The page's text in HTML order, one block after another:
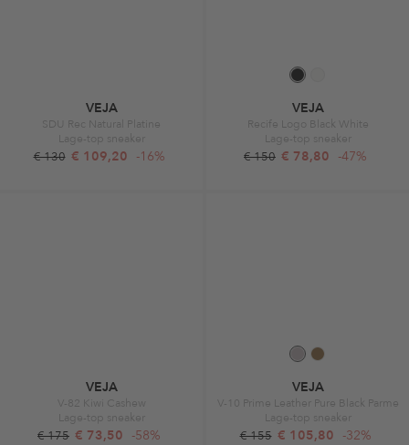
VEJA
SDU Rec Natural Platine
Lage-top sneaker
€ 130 € 109,20 -16%
VEJA
Recife Logo Black White
Lage-top sneaker
€ 150 € 78,80 -47%
VEJA
V-82 Kiwi Cashew
Lage-top sneaker
€ 175 € 73,50 -58%
VEJA
V-10 Prime Leather Pure Black Parme
Lage-top sneaker
€ 155 € 105,80 -32%